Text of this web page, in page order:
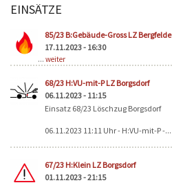
EINSÄTZE
85/23 B:Gebäude-Gross LZ Bergfelde
17.11.2023 - 16:30
... weiter
68/23 H:VU-mit-P LZ Borgsdorf
06.11.2023 - 11:15
Einsatz 68/23 Löschzug Borgsdorf
06.11.2023 11:11 Uhr - H:VU-mit-P -...
67/23 H:Klein LZ Borgsdorf
01.11.2023 - 21:15
Seiten